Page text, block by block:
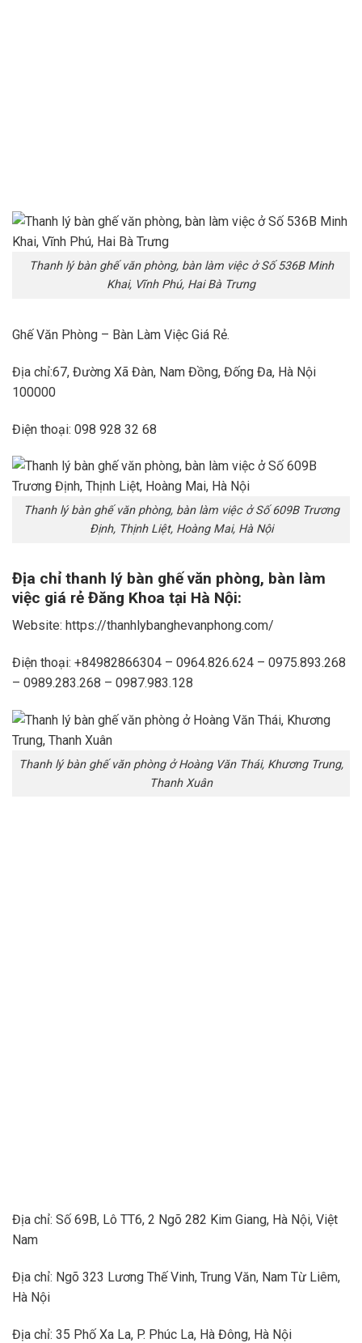
Thanh lý bàn ghế văn phòng, bàn làm việc ở Số 536B Minh
Khai, Vĩnh Phú, Hai Bà Trưng
Ghế Văn Phòng – Bàn Làm Việc Giá Rẻ.
Địa chỉ:67, Đường Xã Đàn, Nam Đồng, Đống Đa, Hà Nội
100000
Điện thoại: 098 928 32 68
Thanh lý bàn ghế văn phòng, bàn làm việc ở Số 609B Trương
Định, Thịnh Liệt, Hoàng Mai, Hà Nội
Địa chỉ thanh lý bàn ghế văn phòng, bàn làm
việc giá rẻ Đăng Khoa tại Hà Nội:
Website: https://thanhlybanghevanphong.com/
Điện thoại: +84982866304 – 0964.826.624 – 0975.893.268
– 0989.283.268 – 0987.983.128
Thanh lý bàn ghế văn phòng ở Hoàng Văn Thái, Khương Trung,
Thanh Xuân
Địa chỉ: Số 69B, Lô TT6, 2 Ngõ 282 Kim Giang, Hà Nội, Việt
Nam
Địa chỉ: Ngõ 323 Lương Thế Vinh, Trung Văn, Nam Từ Liêm,
Hà Nội
Địa chỉ: 35 Phố Xa La, P. Phúc La, Hà Đông, Hà Nội